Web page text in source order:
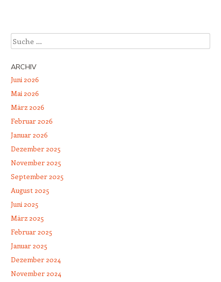
Suche
ARCHIV
Juni 2026
Mai 2026
März 2026
Februar 2026
Januar 2026
Dezember 2025
November 2025
September 2025
August 2025
Juni 2025
März 2025
Februar 2025
Januar 2025
Dezember 2024
November 2024